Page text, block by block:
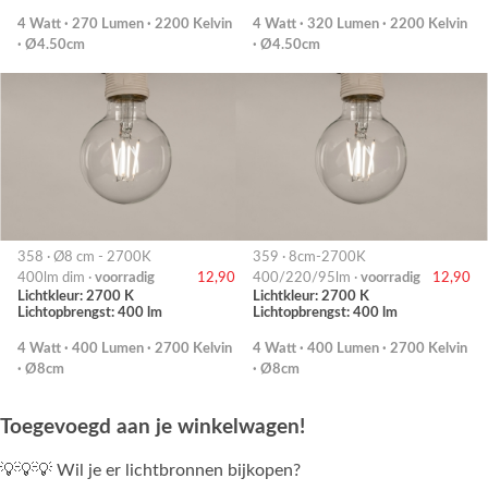
4 Watt · 270 Lumen · 2200 Kelvin
· Ø4.50cm
4 Watt · 320 Lumen · 2200 Kelvin
· Ø4.50cm
358 · Ø8 cm - 2700K
400lm dim · voorradig
12,90
Lichtkleur: 2700 K
Lichtopbrengst: 400 lm
4 Watt · 400 Lumen · 2700 Kelvin
· Ø8cm
359 · 8cm-2700K
400/220/95lm · voorradig
12,90
Lichtkleur: 2700 K
Lichtopbrengst: 400 lm
4 Watt · 400 Lumen · 2700 Kelvin
· Ø8cm
Toegevoegd aan je winkelwagen!
💡💡💡 Wil je er lichtbronnen bijkopen?